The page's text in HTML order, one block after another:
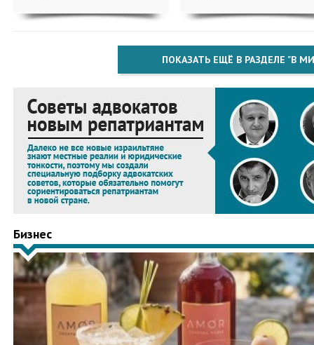
ПОКАЗАТЬ ЕЩЁ В РАЗДЕЛЕ "В
Бизнес